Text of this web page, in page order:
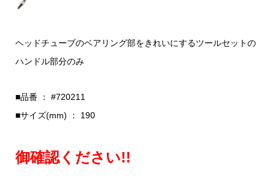
ヘッドチューブのベアリング部をきれいにするツールセットの
ハンドル部分のみ
■品番 ： #720211
■サイズ(mm) ： 190
御確認ください!!